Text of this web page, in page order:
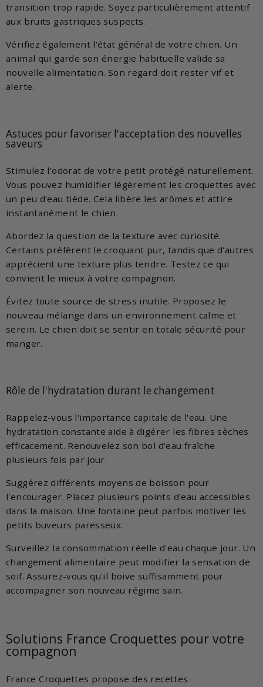
transition trop rapide. Soyez particulièrement attentif
aux bruits gastriques suspects.
Vérifiez également l'état général de votre chien. Un
animal qui garde son énergie habituelle valide sa
nouvelle alimentation. Son regard doit rester vif et
alerte.
Astuces pour favoriser l'acceptation des nouvelles
saveurs
Stimulez l'odorat de votre petit protégé naturellement.
Vous pouvez humidifier légèrement les croquettes avec
un peu d'eau tiède. Cela libère les arômes et attire
instantanément le chien.
Abordez la question de la texture avec curiosité.
Certains préfèrent le croquant pur, tandis que d'autres
apprécient une texture plus tendre. Testez ce qui
convient le mieux à votre compagnon.
Évitez toute source de stress inutile. Proposez le
nouveau mélange dans un environnement calme et
serein. Le chien doit se sentir en totale sécurité pour
manger.
Rôle de l'hydratation durant le changement
Rappelez-vous l'importance capitale de l'eau. Une
hydratation constante aide à digérer les fibres sèches
efficacement. Renouvelez son bol d'eau fraîche
plusieurs fois par jour.
Suggérez différents moyens de boisson pour
l'encourager. Placez plusieurs points d'eau accessibles
dans la maison. Une fontaine peut parfois motiver les
petits buveurs paresseux.
Surveillez la consommation réelle d'eau chaque jour. Un
changement alimentaire peut modifier la sensation de
soif. Assurez-vous qu'il boive suffisamment pour
accompagner son nouveau régime sain.
Solutions France Croquettes pour votre
compagnon
France Croquettes propose des recettes